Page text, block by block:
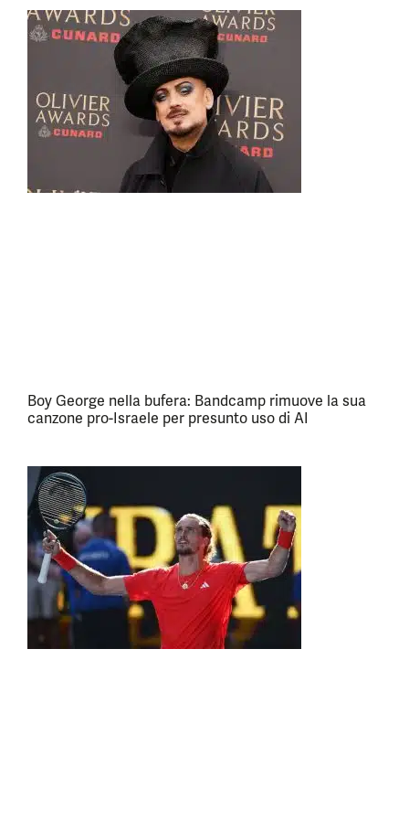
Boy George nella bufera: Bandcamp rimuove la sua
canzone pro-Israele per presunto uso di AI